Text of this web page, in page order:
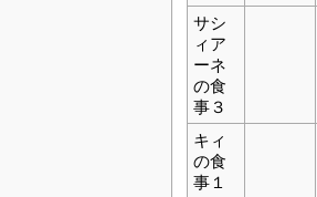
サシ
ィア
ーネ
の食
事３
キィ
の食
事１